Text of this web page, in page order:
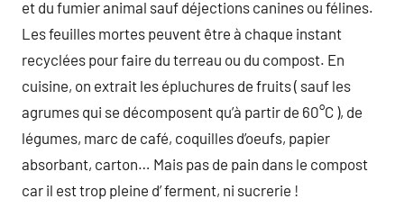
et du fumier animal sauf déjections canines ou félines.
Les feuilles mortes peuvent être à chaque instant
recyclées pour faire du terreau ou du compost. En
cuisine, on extrait les épluchures de fruits ( sauf les
agrumes qui se décomposent qu’à partir de 60°C ), de
légumes, marc de café, coquilles d’oeufs, papier
absorbant, carton… Mais pas de pain dans le compost
car il est trop pleine d’ ferment, ni sucrerie !